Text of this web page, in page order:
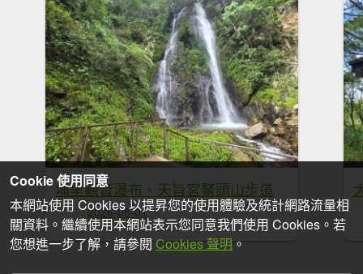
埔里觀音瀑布、天旨宮鰲頭山步道
2026-08-01
Cookie 使用同意
本網站使用 Cookies 以提昇您的使用體驗及統計網路流量相
關資料。繼續使用本網站表示您同意我們使用 Cookies。若
您想進一步了解，請參閱 Cookies 聲明 。